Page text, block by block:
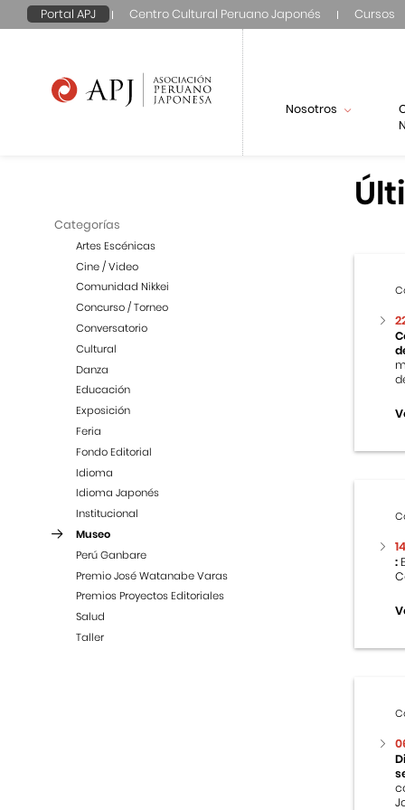
Portal APJ Centro Cultural Peruano Japonés Cursos
Nosotros
Categorías
Artes Escénicas
Cine / Video
Comunidad Nikkei
Concurso / Torneo
Conversatorio
Cultural
Danza
Educación
Exposición
Feria
Fondo Editorial
Idioma
Idioma Japonés
Institucional
Museo
Perú Ganbare
Premio José Watanabe Varas
Premios Proyectos Editoriales
Salud
Taller
: